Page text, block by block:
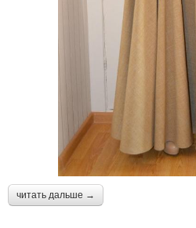
читать дальше →